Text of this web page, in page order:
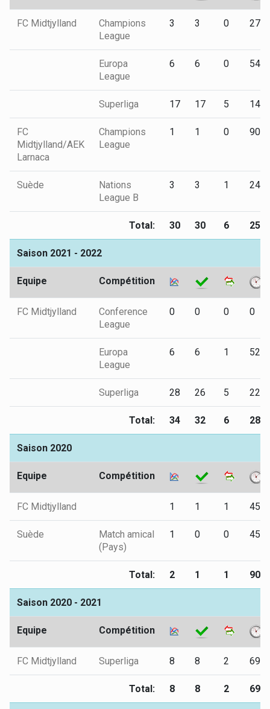
FC Midtjylland
Champions
League
3 3 0 270
Europa
League
6 6 0 540
Superliga 17 17 5
FC
Midtjylland/AEK
Larnaca
Champions
League
1 1 0 90
Suède
Nations
League B
3 3 1 245
Total: 30 30 6
Saison 2021 - 2022
Equipe Compétition
FC Midtjylland
Conference
League
0 0 0 0
Europa
League
6 6 1 524
Superliga 28 26 5
Total: 34 32 6
Saison 2020
Equipe Compétition
FC Midtjylland 1 1 1 45
Suède
Match amical
(Pays)
1 0 0 45
Total: 2 1 1 90
Saison 2020 - 2021
Equipe Compétition
FC Midtjylland Superliga 8 8 2 694
Total: 8 8 2 694